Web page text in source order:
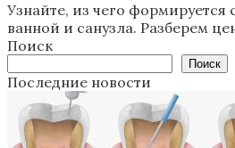
Узнайте, из чего формируется
ванной и санузла. Разберем
Поиск
Поиск
Последние новости